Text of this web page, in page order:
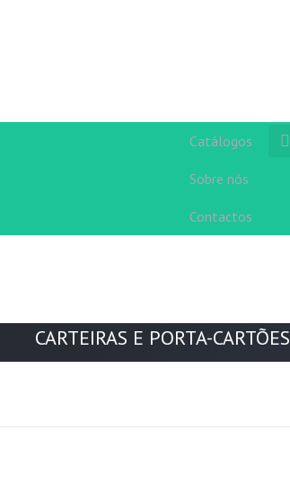
Catálogos
Sobre nós
Contactos
CARTEIRAS E PORTA-CARTÕES